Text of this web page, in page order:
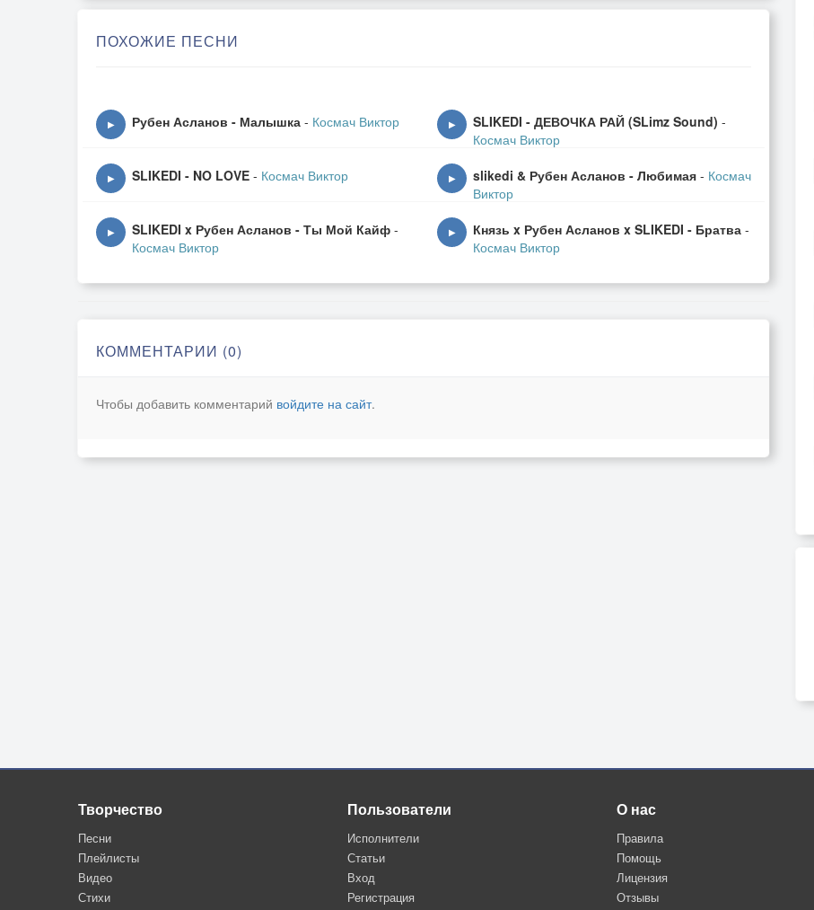
ПОХОЖИЕ ПЕСНИ
▶ Рубен Асланов - Малышка - Космач Виктор ▶ SLIKEDI - ДЕВОЧКА РАЙ (SLimz Sound) -
Космач Виктор
▶ SLIKEDI - NO LOVE - Космач Виктор ▶ slikedi & Рубен Асланов - Любимая - Космач
Виктор
▶ SLIKEDI x Рубен Асланов - Ты Мой Кайф -
Космач Виктор
▶ Князь x Рубен Асланов x SLIKEDI - Братва -
Космач Виктор
КОММЕНТАРИИ (0)
Чтобы добавить комментарий войдите на сайт.
Творчество
Песни
Плейлисты
Видео
Стихи
Пользователи
Исполнители
Статьи
Вход
Регистрация
О нас
Правила
Помощь
Лицензия
Отзывы